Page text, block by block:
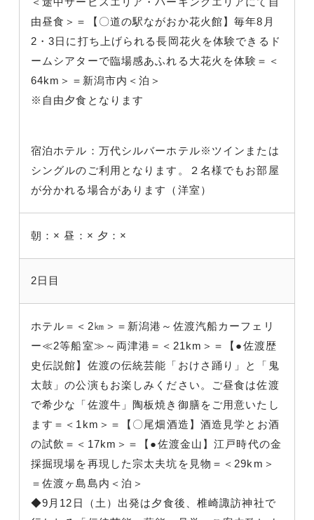
由昼食＞＝【〇道の駅ながおか花火館】毎年8月
2・3日に打ち上げられる長岡花火を体験できるド
ームシアターで臨場感あふれる大花火を体験＝＜
64km＞＝新潟市内＜泊＞
※自由夕食となります
宿泊ホテル：万代シルバーホテル※ツインまたは
シングルのご利用となります。２名様でもお部屋
が分かれる場合があります（洋室）
朝：× 昼：× 夕：×
2日目
ホテル＝＜2㎞＞＝新潟港～佐渡汽船カーフェリ
ー≪2等船室≫～両津港＝＜21km＞＝【●佐渡歴
史伝説館】佐渡の伝統芸能「おけさ踊り」と「鬼
太鼓」の公演もお楽しみください。ご昼食は佐渡
で希少な「佐渡牛」陶板焼き御膳をご用意いたし
ます＝＜1km＞＝【〇尾畑酒造】酒造見学とお酒
の試飲＝＜17km＞＝【●佐渡金山】江戸時代の金
採掘現場を再現した宗太夫坑を見物＝＜29km＞
＝佐渡ヶ島島内＜泊＞
◆9月12日（土）出発は夕食後、椎崎諏訪神社で